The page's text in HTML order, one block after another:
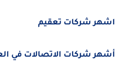
اشهر شركات تعقيم
أشهر شركات الاتصالات في